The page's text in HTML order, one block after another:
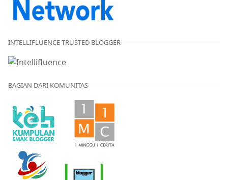
INTELLIFLUENCE TRUSTED BLOGGER
BAGIAN DARI KOMUNITAS